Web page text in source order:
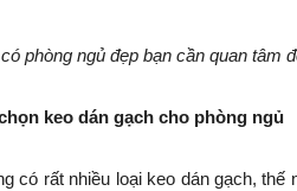
phòng ngủ đẹp bạn cần quan tâm
keo dán gạch cho phòng ngủ
có rất nhiều loại keo dán gạch,